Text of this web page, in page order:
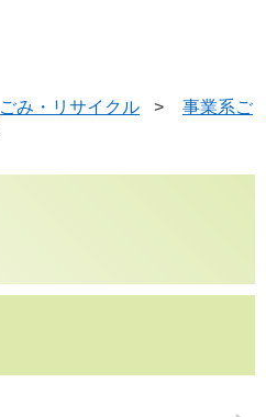
ごみ・リサイクル >
事業系ご